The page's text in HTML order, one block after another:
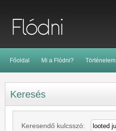
Főoldal Mi a Flódni? Történelem
Keresés
Keresendő kulcsszó: